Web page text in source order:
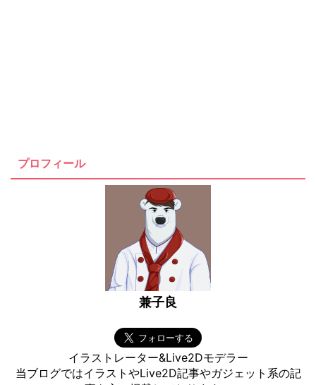
プロフィール
兼子良
イラストレーター&Live2Dモデラー
当ブログではイラストやLive2D記事やガジェット系の記